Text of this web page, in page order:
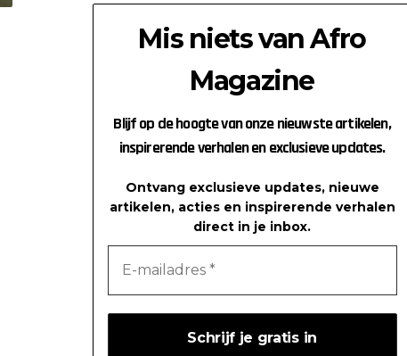
Mis niets van Afro
Magazine
Blijf op de hoogte van onze nieuwste artikelen,
inspirerende verhalen en exclusieve updates.
Ontvang exclusieve updates, nieuwe
artikelen, acties en inspirerende verhalen
direct in je inbox.